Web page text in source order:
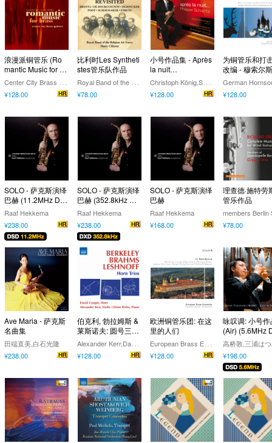
浪漫派铜管乐 (Ro
mantic Music for Br
ass)
C
enter City Brass Quintet
¥128.00
比利时Les Syntheti
stes管乐队作品
R
oyal Band of the Belgian Air Force
¥78.00
小号作品集 - Après
la nuit…
C
hristoph König,Solistes Europeens, Luxembourg,Philippe Schartz,Karen Geoghegan,Sarah-Jayne Porsmoguer,Chris Williams
¥128.00
为铜管乐和打
改编 - 穆索尔
普罗科菲耶夫 /
斯塔科维奇 /
夫斯基的作品
German
¥128.00
SOLO - 萨克斯演绎
巴赫 (11.2MHz DS
D)
Raaf Hekkema
¥238.00
SOLO - 萨克斯演绎
巴赫 (352.8kHz DX
D)
Raaf Hekkema
¥238.00
SOLO - 萨克斯演绎
巴赫
Raaf Hekkema
¥168.00
理查德·施特劳
管乐作品
¥78.00
Ave Maria - 萨克斯
名曲集
田端直美,白石光隆
¥238.00
伯克利, 勃拉姆斯 &
莱斯诺夫: 圆号三重
奏
A
lexander Kerr,David Cooper,Orion Weiss
¥128.00
欧洲铜管乐团: 在这
里的人们
E
uropean Brass Ensemble
¥128.00
咏叹调: 小号作
(Air) (5.6MHz
D)
¥198.00